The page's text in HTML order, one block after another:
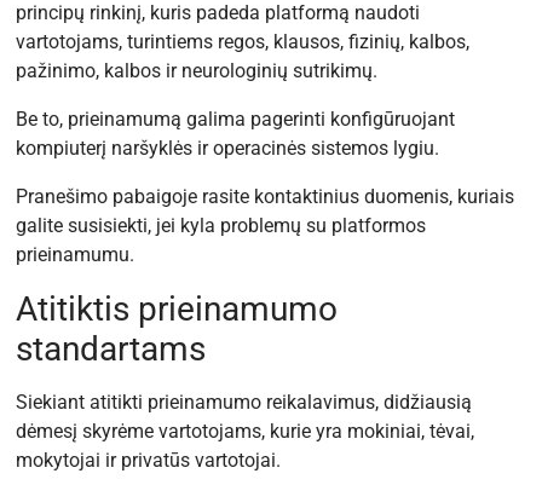
principų rinkinį, kuris padeda platformą naudoti
vartotojams, turintiems regos, klausos, fizinių, kalbos,
pažinimo, kalbos ir neurologinių sutrikimų.
Be to, prieinamumą galima pagerinti konfigūruojant
kompiuterį naršyklės ir operacinės sistemos lygiu.
Pranešimo pabaigoje rasite kontaktinius duomenis, kuriais
galite susisiekti, jei kyla problemų su platformos
prieinamumu.
Atitiktis prieinamumo
standartams
Siekiant atitikti prieinamumo reikalavimus, didžiausią
dėmesį skyrėme vartotojams, kurie yra mokiniai, tėvai,
mokytojai ir privatūs vartotojai.